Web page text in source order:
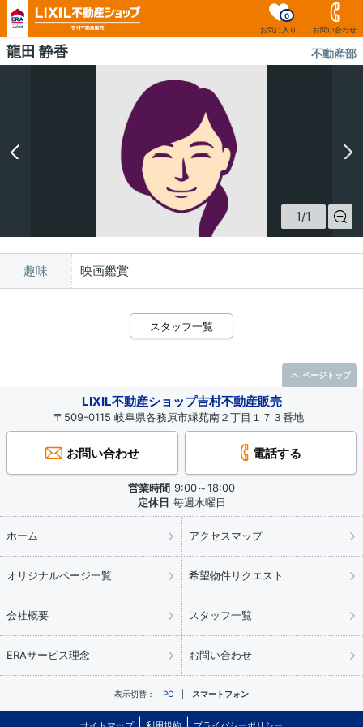
お気に入り
0
お問い合わせ
龍田 静香 不動産部
1/1
趣味 映画鑑賞
スタッフ一覧
LIXIL不動産ショップ吉村不動産販売
〒509-0115 岐阜県各務原市緑苑南２丁目１７３番地
お問い合わせ 電話する
営業時間 9:00～18:00
定休日 毎週水曜日
ホーム アクセスマップ
オリジナルページ一覧 希望物件リクエスト
会社概要 スタッフ一覧
ERAサービス理念 お問い合わせ
表示切替： PC スマートフォン
ページトップ